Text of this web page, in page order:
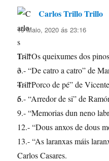
Carlos Trillo Trillo
19 Maio, 2020 ás 23:16
1.- “Os queixumes dos
3.- “De catro a catro” de
4.- “Porco de pé” de
5.- “Arredor de si” de
9.- “Memorias dun neno
12.- “Dous anxos de dous
13.- “As laranxas máis
Carlos Casares.